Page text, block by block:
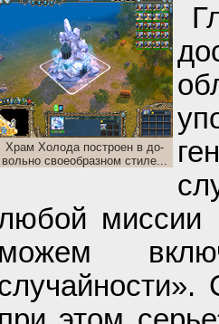
Храм Холода построен в до-
вольно своеобразном стиле...
миссии
можем